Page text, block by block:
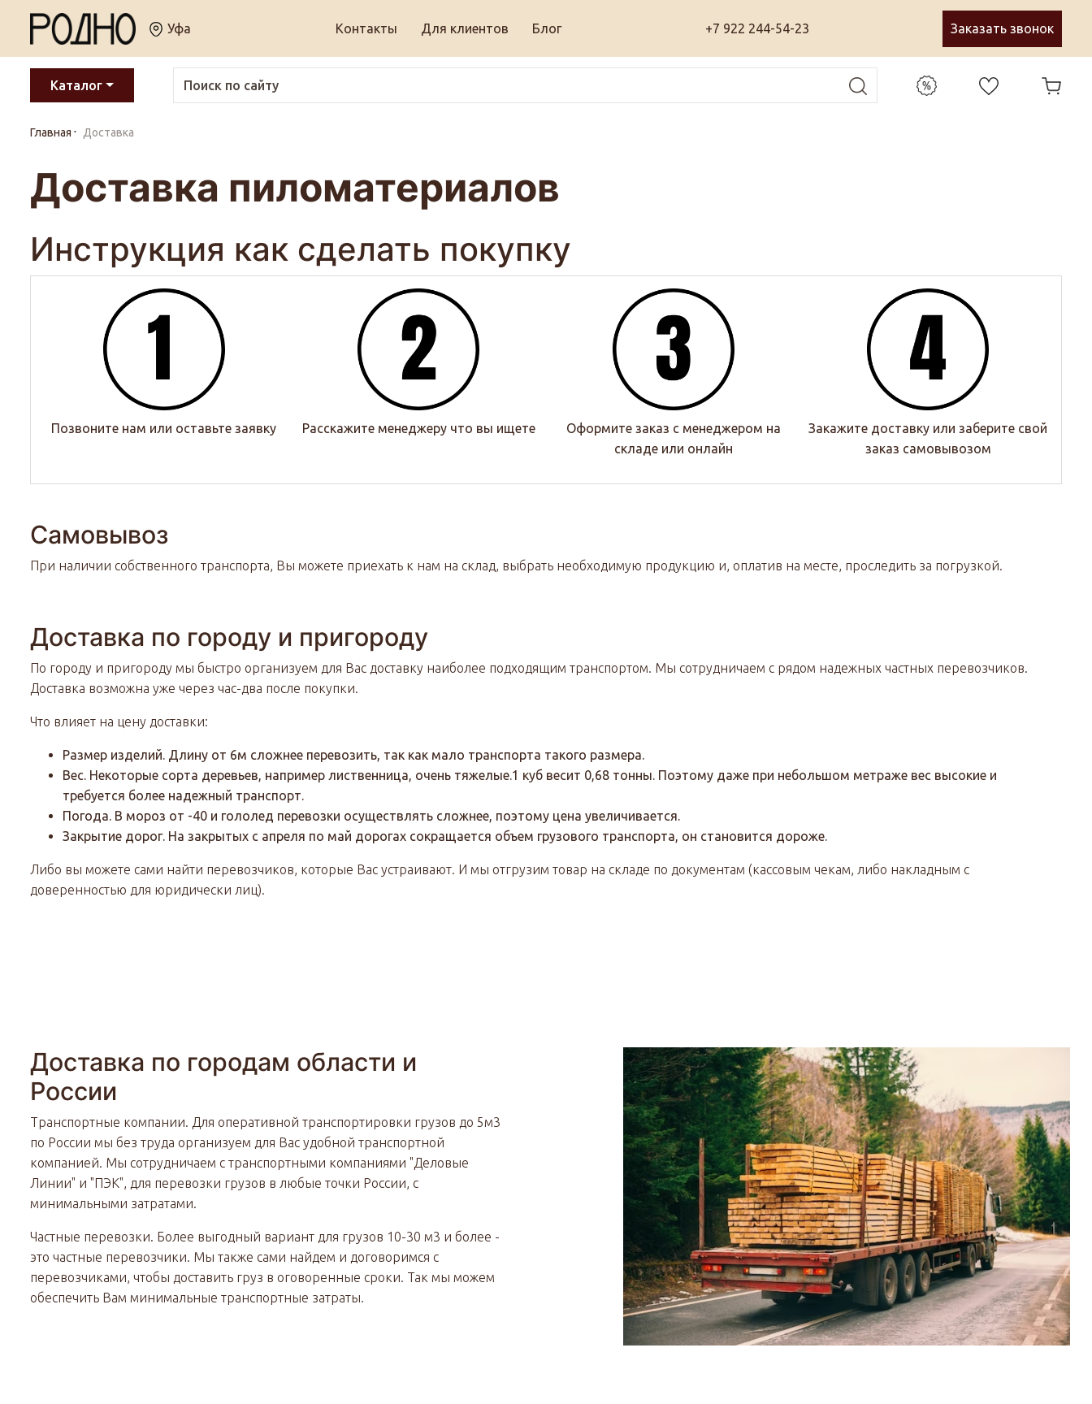
Уфа Контакты Для клиентов Блог +7 922 244-54-23 Заказать звонок
Каталог
Главная Доставка
Доставка пиломатериалов
Инструкция как сделать покупку
Позвоните нам или оставьте заявку Расскажите менеджеру что вы ищете
Оформите заказ с менеджером на
складе или онлайн
Закажите доставку или заберите свой
заказ самовывозом
Самовывоз
При наличии собственного транспорта, Вы можете приехать к нам на склад, выбрать необходимую продукцию и, оплатив на месте, проследить за погрузкой.
Доставка по городу и пригороду
По городу и пригороду мы быстро организуем для Вас доставку наиболее подходящим транспортом. Мы сотрудничаем с рядом надежных частных перевозчиков.
Доставка возможна уже через час-два после покупки.
Что влияет на цену доставки:
Размер изделий. Длину от 6м сложнее перевозить, так как мало транспорта такого размера.
Вес. Некоторые сорта деревьев, например лиственница, очень тяжелые.1 куб весит 0,68 тонны. Поэтому даже при небольшом метраже вес высокие и
требуется более надежный транспорт.
Погода. В мороз от -40 и гололед перевозки осуществлять сложнее, поэтому цена увеличивается.
Закрытие дорог. На закрытых с апреля по май дорогах сокращается объем грузового транспорта, он становится дороже.
Либо вы можете сами найти перевозчиков, которые Вас устраивают. И мы отгрузим товар на складе по документам (кассовым чекам, либо накладным с
доверенностью для юридически лиц).
Доставка по городам области и
России
Транспортные компании. Для оперативной транспортировки грузов до 5м3
по России мы без труда организуем для Вас удобной транспортной
компанией. Мы сотрудничаем с транспортными компаниями "Деловые
Линии" и "ПЭК", для перевозки грузов в любые точки России, с
минимальными затратами.
Частные перевозки. Более выгодный вариант для грузов 10-30 м3 и более -
это частные перевозчики. Мы также сами найдем и договоримся с
перевозчиками, чтобы доставить груз в оговоренные сроки. Так мы можем
обеспечить Вам минимальные транспортные затраты.